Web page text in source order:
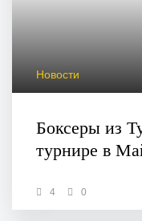
Новости
Боксеры из
турнире в
4 0